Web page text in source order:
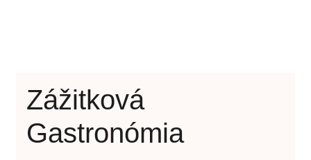
Zážitková
Gastronómia